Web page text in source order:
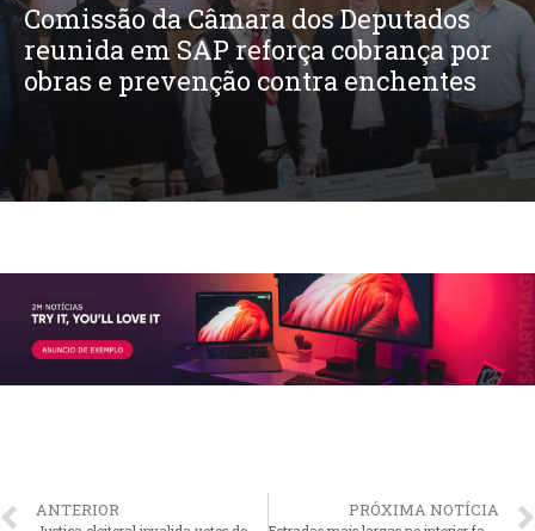
Comissão da Câmara dos Deputados
reunida em SAP reforça cobrança por
obras e prevenção contra enchentes
ANTERIOR PRÓXIMA NOTÍCIA